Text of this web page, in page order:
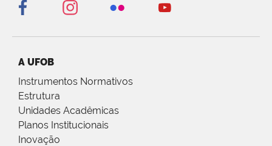
A UFOB
Instrumentos Normativos
Estrutura
Unidades Acadêmicas
Planos Institucionais
Inovação